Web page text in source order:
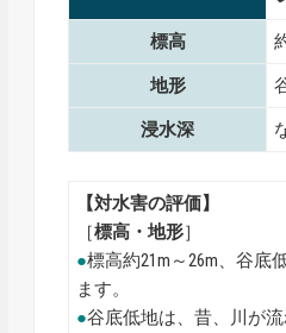
標高
地形
浸水深
【対水害の評価】
［標高・地形］
●標高約21m～26m、谷底
ます。
●谷底低地は、昔、川が